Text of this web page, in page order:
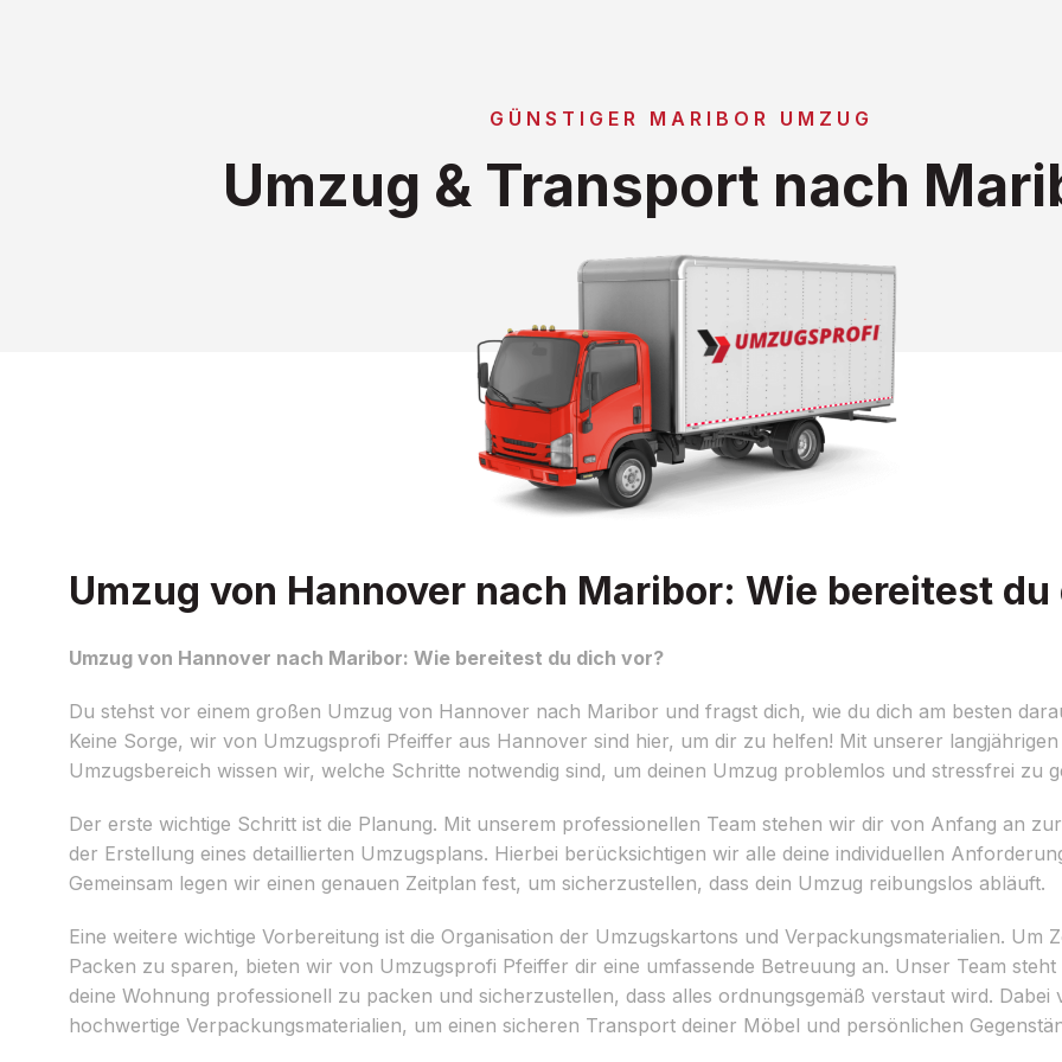
GÜNSTIGER MARIBOR UMZUG
Umzug & Transport nach
Umzug von Hannover nach Maribor: Wie bereitest
Umzug von Hannover nach Maribor: Wie bereitest du dich vor?
Du stehst vor einem großen Umzug von Hannover nach Maribor und fragst dich, wie du dich am besten
Keine Sorge, wir von Umzugsprofi Pfeiffer aus Hannover sind hier, um dir zu helfen! Mit unserer
Umzugsbereich wissen wir, welche Schritte notwendig sind, um deinen Umzug problemlos und stressfrei zu
Der erste wichtige Schritt ist die Planung. Mit unserem professionellen Team stehen wir dir von Anfang an
der Erstellung eines detaillierten Umzugsplans. Hierbei berücksichtigen wir alle deine individuellen
Gemeinsam legen wir einen genauen Zeitplan fest, um sicherzustellen, dass dein Umzug reibungslos abläuft.
Eine weitere wichtige Vorbereitung ist die Organisation der Umzugskartons und Verpackungsmaterialien. Um
Packen zu sparen, bieten wir von Umzugsprofi Pfeiffer dir eine umfassende Betreuung an. Unser Team
deine Wohnung professionell zu packen und sicherzustellen, dass alles ordnungsgemäß verstaut wird. Dabei
hochwertige Verpackungsmaterialien, um einen sicheren Transport deiner Möbel und persönlichen